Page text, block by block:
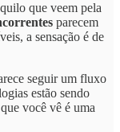
que veem pela
parecem
a sensação é de
seguir um fluxo
estão sendo
você vê é uma